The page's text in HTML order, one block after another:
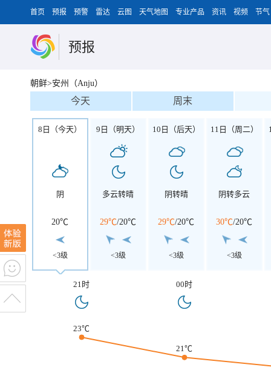
首页 预报 预警 雷达 云图 天气地图 专业产品 资讯 视频 节气
预报
朝鲜>安州（Anju）
今天 周末
8日（今天）
阴
20℃
<3级
9日（明天）
多云转晴
29℃/20℃
<3级
10日（后天）
阴转晴
29℃/20℃
<3级
11日（周二）
阴转多云
30℃/20℃
<3级
21时 00时
23℃
21℃